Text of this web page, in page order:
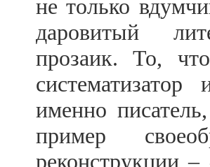
не только
даровитый
прозаик. То,
именно
пример
реконструкции